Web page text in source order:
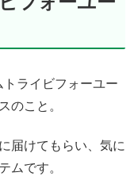
トライビフォーユー
のこと。
届けてもらい、気に
ムです。